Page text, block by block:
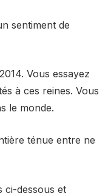
sentiment de
Vous essayez
à ces reines. Vous
le monde.
ténue entre ne
ci-dessous et